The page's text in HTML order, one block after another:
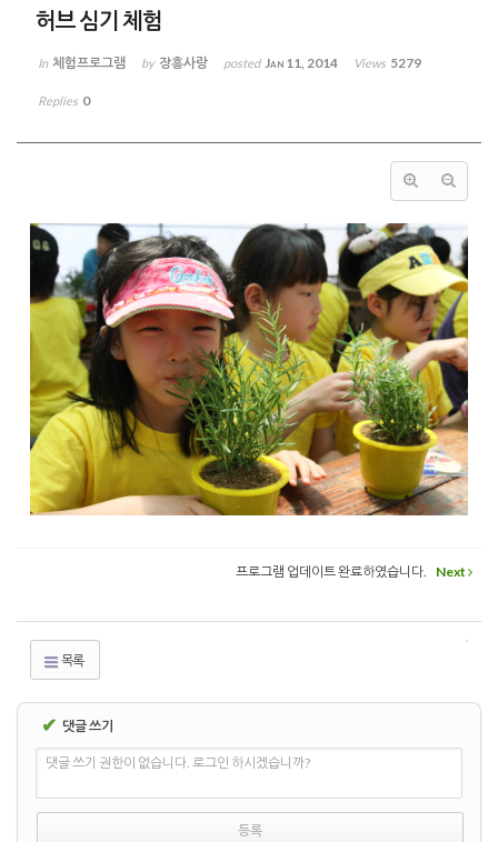
허브 심기 체험
In 체험프로그램 by 장흥사랑 posted Jan 11, 2014 Views 5279
Replies 0
프로그램 업데이트 완료하였습니다. Next
목록
✔ 댓글 쓰기
댓글 쓰기 권한이 없습니다. 로그인 하시겠습니까?